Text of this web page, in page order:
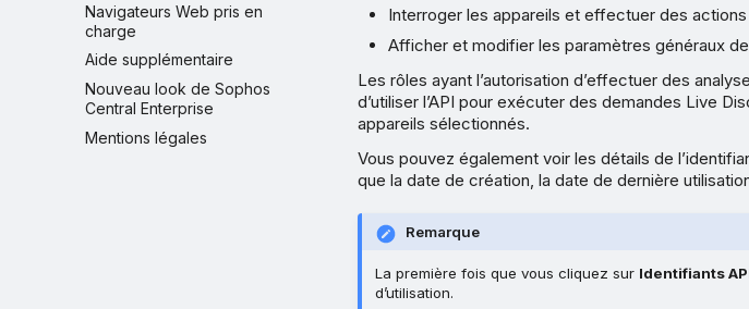
Navigateurs Web pris en
charge
Aide supplémentaire
Nouveau look de Sophos
Central Enterprise
Mentions légales
Interroger les appareils et effectuer des actions
Afficher et modifier les paramètres généraux
Les rôles ayant l’autorisation d’effectuer des
d’utiliser l’API pour exécuter des demandes Live
appareils sélectionnés.
Vous pouvez également voir les détails de
que la date de création, la date de dernière
Remarque
La première fois que vous cliquez sur Identifiants
d’utilisation.